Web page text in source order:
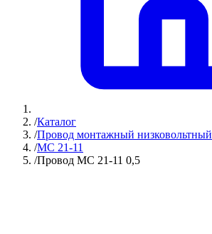
/Каталог
/Провод монтажный низковольтный
/МС 21-11
/Провод МС 21-11 0,5